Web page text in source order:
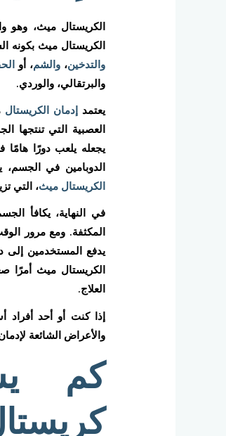
الكريستال ميث، وهو
الكريستال ميث بكونه
والتدخين، والشم، أو
والبرتقالي، والوردي.
يعتمد إدمان الكريستال
العصبية التي تنتجها
يجعله يلعب دورًا هامًا
الدوبامين في
الكريستال ميث، التي
في النهاية، يكافأ
المكثفة. ومع مرور
يدفع المستخدمين
الكريستال ميث أمرًا
العلاج.
إذا كنت أو أحد
والأعراض الشائعة
كم